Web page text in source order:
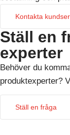
Kontakta
Ställ en
experter
Behöver du
produktexperter?
Ställ en fråga